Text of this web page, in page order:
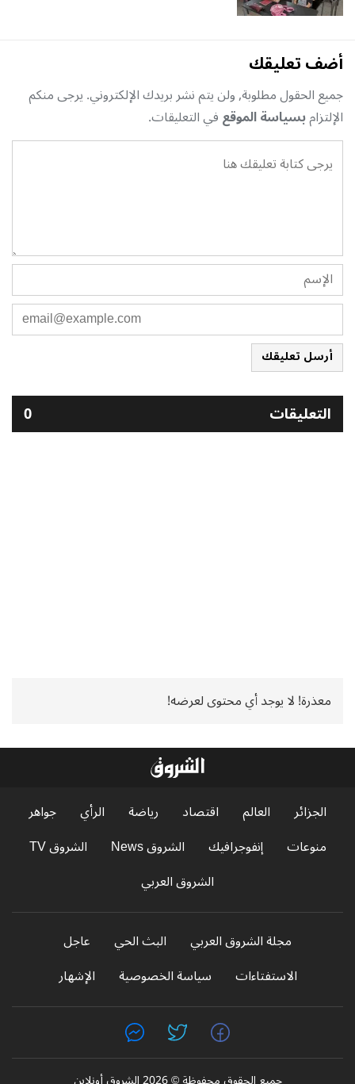
أضف تعليقك
جميع الحقول مطلوبة, ولن يتم نشر بريدك الإلكتروني. يرجى منكم
الإلتزامبسياسة الموقعفي التعليقات.
أرسل تعليقك
التعليقات 0
معذرة! لا يوجد أي محتوى لعرضه!
الجزائر العالم اقتصاد رياضة الرأي
جواهر
منوعات
إنفوجرافيك الشروق News
الشروق TV
الشروق العربي
مجلة الشروق العربي البث الحي
عاجل
الاستفتاءات
سياسة الخصوصية الإشهار